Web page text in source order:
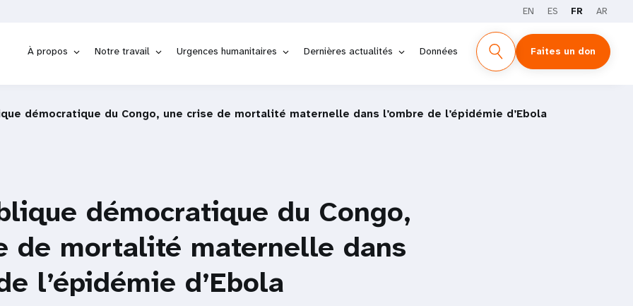
EN ES FR AR
À propos Notre travail Urgences humanitaires Dernières actualités Données Faites un don
démocratique du Congo, une crise de mortalité maternelle dans l’ombre de l’épidémie d’Ebola
démocratique du Congo,
de mortalité maternelle dans
l’épidémie d’Ebola